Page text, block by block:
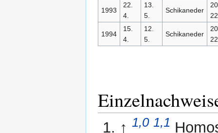
1993
22.
4.
13.
5.
Schikaneder
1994
15.
4.
12.
5.
Schikaneder
↑ 1,0 1,1